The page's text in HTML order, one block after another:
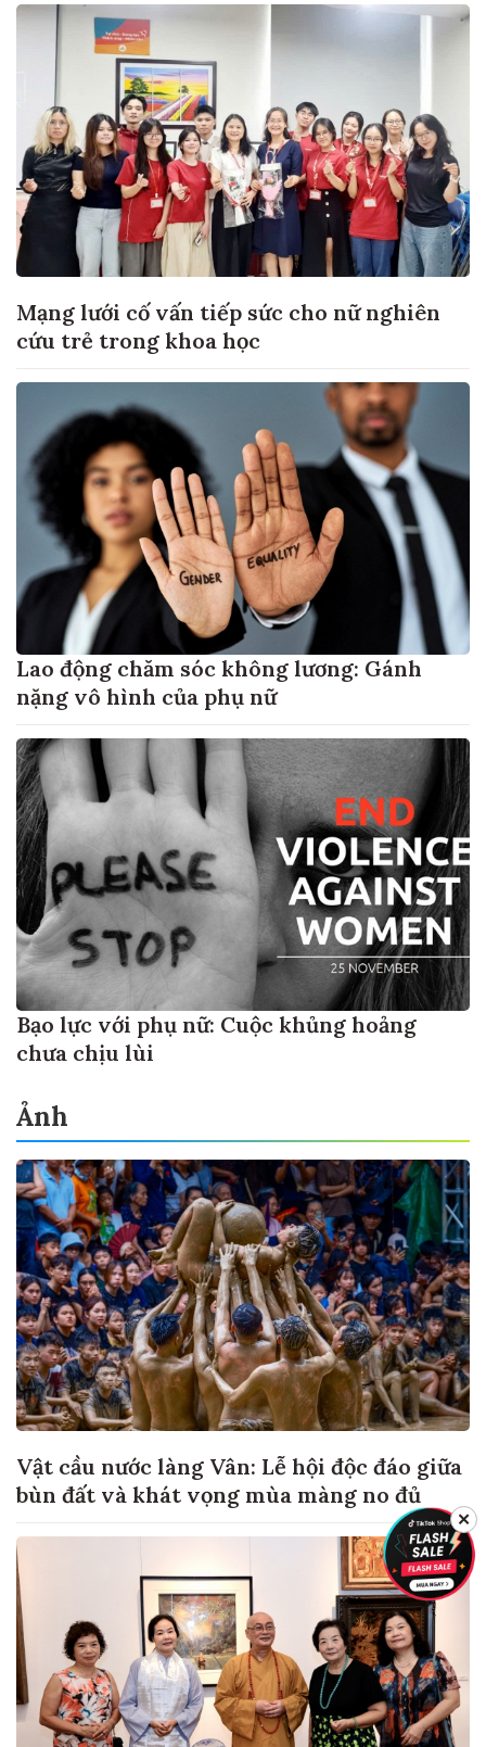
Mạng lưới cố vấn tiếp sức cho nữ nghiên
cứu trẻ trong khoa học
Lao động chăm sóc không lương: Gánh
nặng vô hình của phụ nữ
Bạo lực với phụ nữ: Cuộc khủng hoảng
chưa chịu lùi
Ảnh
Vật cầu nước làng Vân: Lễ hội độc đáo giữa
bùn đất và khát vọng mùa màng no đủ
✕